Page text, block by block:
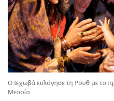
Ο Ιεχωβά ευλόγησε τη Ρουθ με το
Μεσσία